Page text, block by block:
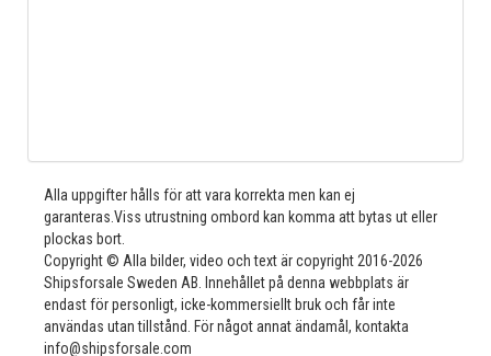
Alla uppgifter hålls för att vara korrekta men kan ej
garanteras.Viss utrustning ombord kan komma att bytas ut eller
plockas bort.
Copyright © Alla bilder, video och text är copyright 2016-2026
Shipsforsale Sweden AB. Innehållet på denna webbplats är
endast för personligt, icke-kommersiellt bruk och får inte
användas utan tillstånd. För något annat ändamål, kontakta
info@shipsforsale.com